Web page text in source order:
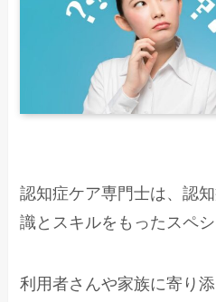
認知症ケア専門士は、認
識とスキルをもったスペシ
利用者さんや家族に寄り